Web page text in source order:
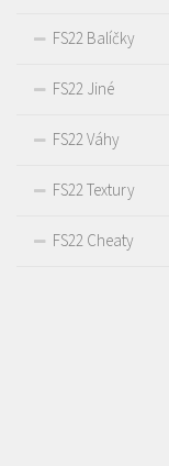
FS22 Balíčky
FS22 Jiné
FS22 Váhy
FS22 Textury
FS22 Cheaty